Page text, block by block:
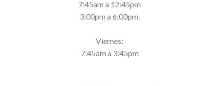
7:45am a 12:45pm
3:00pm a 6:00pm.
Viernes:
7:45am a 3:45pm